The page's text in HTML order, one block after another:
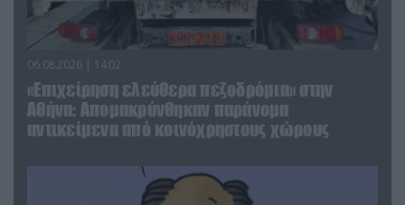
06.08.2026 | 14:02
«Επιχείρηση ελεύθερα πεζοδρόμια» στην
Αθήνα: Απομακρύνθηκαν παράνομα
αντικείμενα από κοινόχρηστους χώρους